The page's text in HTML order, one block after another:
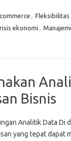
,
ekonomi ,
Bisnis
Analitik Data Di
yang tepat dapat